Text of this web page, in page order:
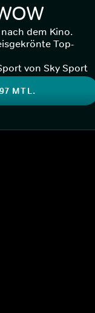
dem Kino.
Top-
von Sky Sport
MTL.